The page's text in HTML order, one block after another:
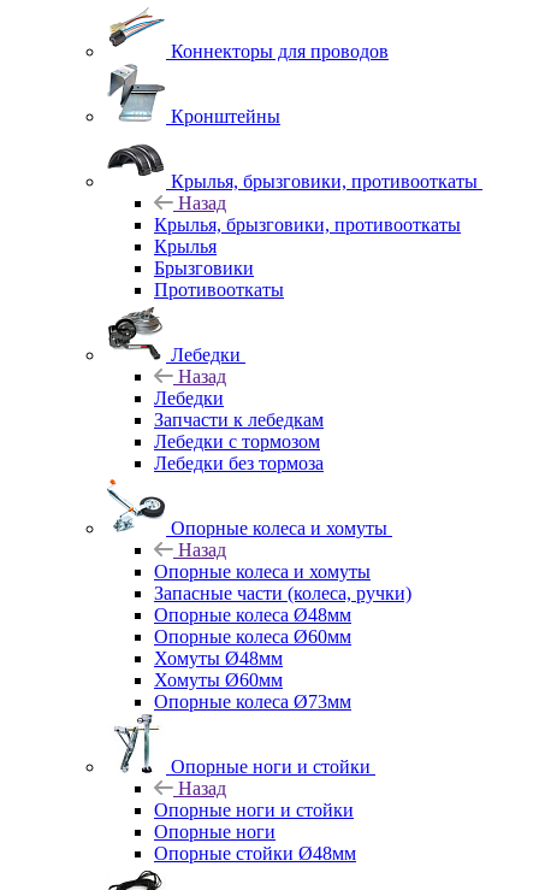
Коннекторы для проводов
Кронштейны
Крылья, брызговики, противооткаты
Назад
Крылья, брызговики, противооткаты
Крылья
Брызговики
Противооткаты
Лебедки
Назад
Лебедки
Запчасти к лебедкам
Лебедки с тормозом
Лебедки без тормоза
Опорные колеса и хомуты
Назад
Опорные колеса и хомуты
Запасные части (колеса, ручки)
Опорные колеса Ø48мм
Опорные колеса Ø60мм
Хомуты Ø48мм
Хомуты Ø60мм
Опорные колеса Ø73мм
Опорные ноги и стойки
Назад
Опорные ноги и стойки
Опорные ноги
Опорные стойки Ø48мм